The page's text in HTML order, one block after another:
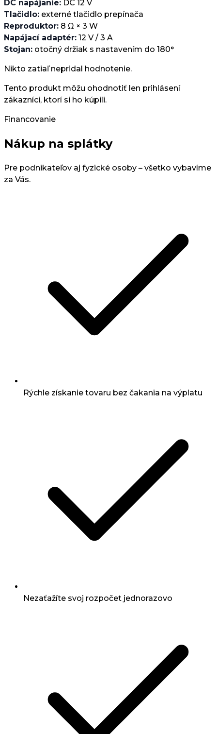
DC napájanie: DC 12 V
Tlačidlo: externé tlačidlo prepínača
Reproduktor: 8 Ω × 3 W
Napájací adaptér: 12 V / 3 A
Stojan: otočný držiak s nastavením do 180°
Nikto zatiaľ nepridal hodnotenie.
Tento produkt môžu ohodnotiť len prihlásení
zákazníci, ktorí si ho kúpili.
Financovanie
Nákup na splátky
Pre podnikateľov aj fyzické osoby – všetko vybavíme
za Vás.
Rýchle získanie tovaru bez čakania na výplatu
Nezaťažíte svoj rozpočet jednorazovo